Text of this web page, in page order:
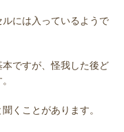
には入っているようで
ですが、怪我した後ど
くことがあります。